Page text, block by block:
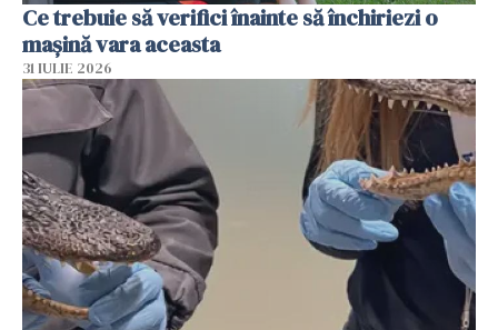
Ce trebuie să verifici înainte să închiriezi o
mașină vara aceasta
31 IULIE 2026